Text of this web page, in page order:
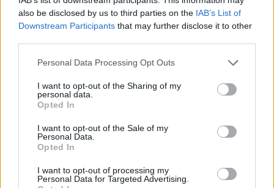
also be disclosed by us to third parties on the IAB’s List of
Downstream Participants that may further disclose it to other
Personal Data Processing Opt Outs
I want to opt-out of the Sharing of my
personal data.
Opted In
I want to opt-out of the Sale of my
Personal Data.
Opted In
I want to opt-out of processing my
Personal Data for Targeted Advertising.
Champions League: Τα ματς Καϊράτ-
Ολυμπιακός, Ίντερ-Λίβερπουλ και Ρεάλ-Σίτι
παίζουν στην COSMOTE TV
Το UEFA Champions League επιστρέφει το διήμερο 9-
10/12 με όλα τα ματς της 6ης αγωνιστικής να
μεταδίδονται στην COSMOTE TV.
09 Δεκεμβρίου 2025 12:16